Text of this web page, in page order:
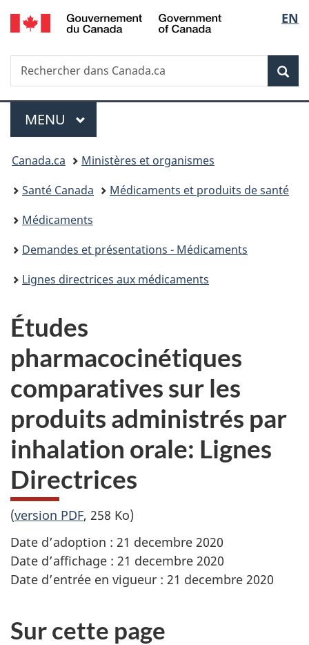
Passer
au
principal
Passer
à
Au
du
Passer
à
version
simplifiée
de
la
EN
Recherche
Rechercher
dans
Menu
MENU PRINCIPAL
Vous
êtes
ici :
Canada.ca
Ministères et organismes
Santé Canada
Médicaments et produits de santé
Médicaments
Demandes et présentations - Médicaments
Lignes directrices aux médicaments
Études
pharmacocinétiques
comparatives sur les
produits administrés par
inhalation orale: Lignes
Directrices
(version PDF, 258 Ko)
Date d’adoption : 21 decembre 2020
Date d’affichage : 21 decembre 2020
Date d’entrée en vigueur : 21 decembre 2020
Sur cette page